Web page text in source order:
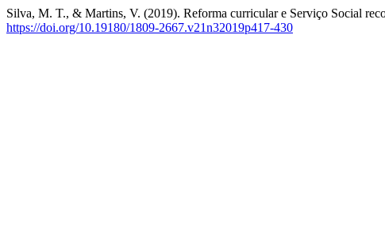
Silva, M. T., & Martins, V. (2019). Reforma curricular e Serviço Social
https://doi.org/10.19180/1809-2667.v21n32019p417-430